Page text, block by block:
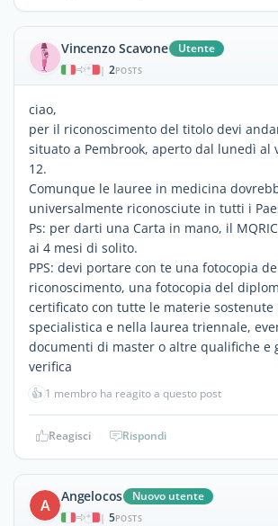
Vincenzo Scavone Utente
| 2POSTS
ciao,
per il riconoscimento del titolo devi
situato a Pembrook, aperto dal lunedì al
12.
Comunque le lauree in medicina
universalmente riconosciute in tutti i
Ps: per darti una Carta in mano, il
ai 4 mesi di solito.
PPS: devi portare con te una fotocopia
riconoscimento, una fotocopia del
certificato con tutte le materie sostenute
specialistica e nella laurea triennale,
documenti di master o altre qualifiche e
verifica
👍 1 membro ha reagito a questo post
Reagisci Rispondi
A Angelocos Nuovo utente
| 5POSTS